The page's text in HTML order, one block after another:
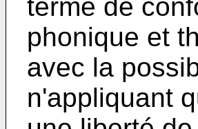
terme de
phonique et
avec la
n'appliquant